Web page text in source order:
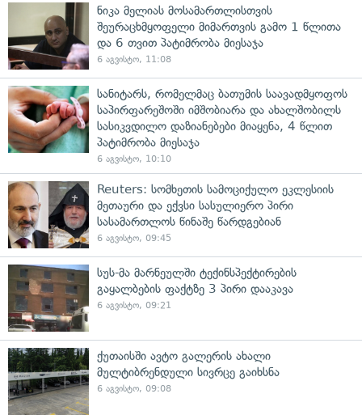
ნიკა მელიას მოსამართლისთვის
შეურაცხმყოფელი მიმართვის გამო 1 წლითა
და 6 თვით პატიმრობა მიესაჯა
6 აგვისტო, 11:08
სანიტარს, რომელმაც ბათუმის საავადმყოფოს
საპირფარეშოში იმშობიარა და ახალშობილს
სასიკვდილო დაზიანებები მიაყენა, 4 წლით
პატიმრობა მიესაჯა
6 აგვისტო, 10:10
Reuters: სომხეთის სამოციქულო ეკლესიის
მეთაური და ექვსი სასულიერო პირი
სასამართლოს წინაშე წარდგებიან
6 აგვისტო, 09:45
სუს-მა მარნეულში ტექინსპექტირების
გაყალბების ფაქტზე 3 პირი დააკავა
6 აგვისტო, 09:21
ქუთაისში ავტო გალერის ახალი
მულტიბრენდული სივრცე გაიხსნა
6 აგვისტო, 09:08